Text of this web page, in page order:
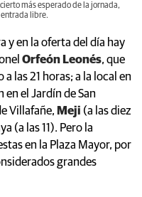
más esperado de la jornada,
entrada libre.
y en la oferta del día hay
Orfeón Leonés, que
las 21 horas; a la local en
en el Jardín de San
Villafañe, Meji (a las diez
(a las 11). Pero la
en la Plaza Mayor, por
grandes